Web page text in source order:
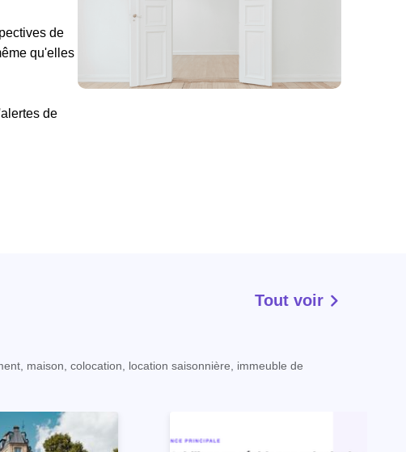
de
qu'elles
de
Tout voir
maison, colocation, location saisonnière, immeuble de